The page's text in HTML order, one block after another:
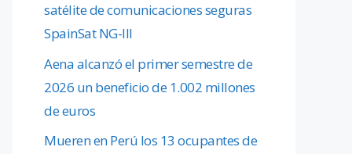
satélite de comunicaciones seguras
SpainSat NG-III
Aena alcanzó el primer semestre de
2026 un beneficio de 1.002 millones
de euros
Mueren en Perú los 13 ocupantes de